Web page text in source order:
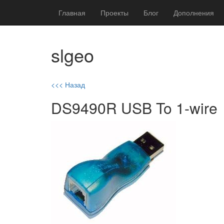
Главная Проекты Блог Дополнения
slgeo
<<< Назад
DS9490R USB To 1-wire